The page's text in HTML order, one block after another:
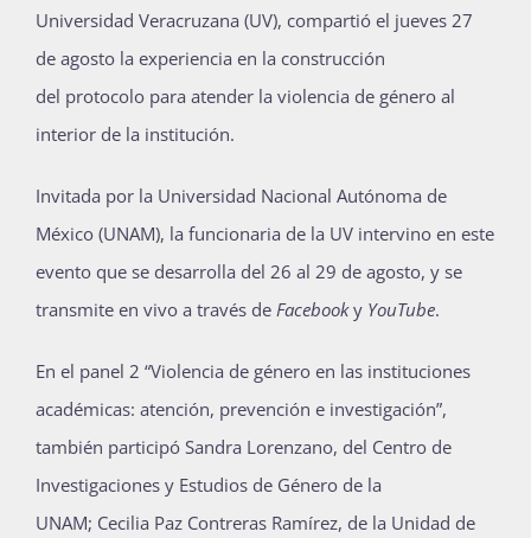
Bienvenida generación 2027-1
Universidad Veracruzana (UV), compartió el jueves 27
de agosto la experiencia en la construcción
del protocolo para atender la violencia de género al
interior de la institución.
Invitada por la Universidad Nacional Autónoma de
México (UNAM), la funcionaria de la UV intervino en este
evento que se desarrolla del 26 al 29 de agosto, y se
transmite en vivo a través de Facebooky YouTube.
En el panel 2 “Violencia de género en las instituciones
académicas: atención, prevención e investigación”,
también participó Sandra Lorenzano, del Centro de
Investigaciones y Estudios de Género de la
UNAM; Cecilia Paz Contreras Ramírez, de la Unidad de